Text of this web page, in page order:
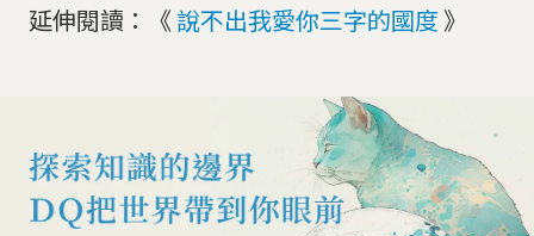
延伸閱讀：《 說不出我愛你三字的國度 》